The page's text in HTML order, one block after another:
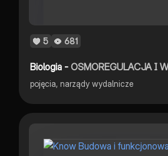
5 681
Biologia -OSMOREGULACJA I
pojęcia, narządy wydalnicze